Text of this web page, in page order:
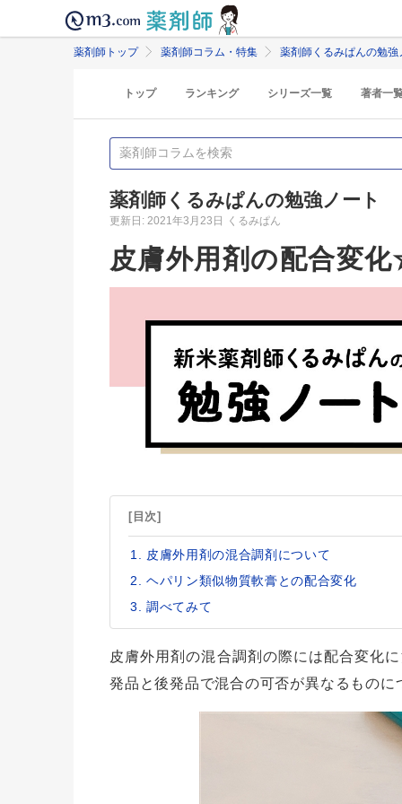
薬剤師トップ 薬剤師コラム・特集 薬剤師くるみぱんの勉強
トップ ランキング シリーズ一覧 著者一
薬剤師くるみぱんの勉強ノート
更新日: 2021年3月23日 くるみぱん
皮膚外用剤の配合変
[目次]
皮膚外用剤の混合調剤について
ヘパリン類似物質軟膏との配合変化
調べてみて
皮膚外用剤の混合調剤の際には配合変化
発品と後発品で混合の可否が異なるものに